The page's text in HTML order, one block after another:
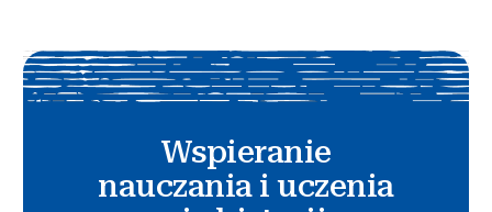
Wspieranie
nauczania i uczenia